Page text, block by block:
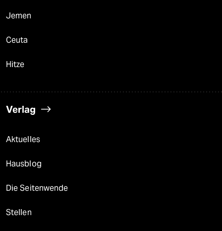
Jemen
Ceuta
Hitze
Verlag
Aktuelles
Hausblog
Die Seitenwende
Stellen